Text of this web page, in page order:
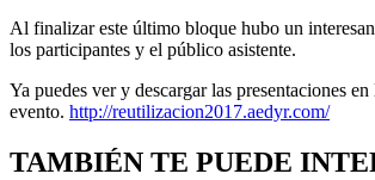
Al finalizar este último bloque hubo un
los participantes y el público asistente.
Ya puedes ver y descargar las presentaciones
evento. http://reutilizacion2017.aedyr.com/
TAMBIÉN TE PUEDE